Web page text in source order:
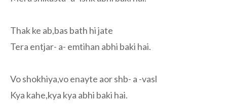
Thak ke ab,bas bath hi jate
Tera entjar- a- emtihan abhi baki hai.
Vo shokhiya,vo enayte aor shb- a -vasl
Kya kahe,kya kya abhi baki hai.